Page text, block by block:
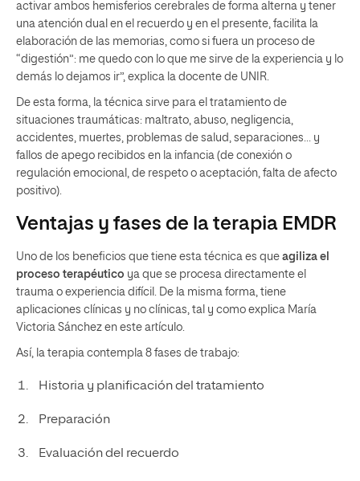
activar ambos hemisferios cerebrales de forma alterna y tener
una atención dual en el recuerdo y en el presente, facilita la
elaboración de las memorias, como si fuera un proceso de
“digestión”: me quedo con lo que me sirve de la experiencia y lo
demás lo dejamos ir”, explica la docente de UNIR.
De esta forma, la técnica sirve para el tratamiento de
situaciones traumáticas: maltrato, abuso, negligencia,
accidentes, muertes, problemas de salud, separaciones… y
fallos de apego recibidos en la infancia (de conexión o
regulación emocional, de respeto o aceptación, falta de afecto
positivo).
Ventajas y fases de la terapia EMDR
Uno de los beneficios que tiene esta técnica es que agiliza el
proceso terapéutico ya que se procesa directamente el
trauma o experiencia difícil. De la misma forma, tiene
aplicaciones clínicas y no clínicas, tal y como explica María
Victoria Sánchez en este artículo.
Así, la terapia contempla 8 fases de trabajo:
Historia y planificación del tratamiento
Preparación
Evaluación del recuerdo